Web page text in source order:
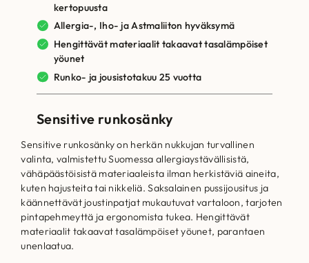
kertopuusta
Allergia-, Iho- ja Astmaliiton hyväksymä
Hengittävät materiaalit takaavat tasalämpöiset
yöunet
Runko- ja jousistotakuu 25 vuotta
Sensitive runkosänky
Sensitive runkosänky on herkän nukkujan turvallinen
valinta, valmistettu Suomessa allergiaystävällisistä,
vähäpäästöisistä materiaaleista ilman herkistäviä aineita,
kuten hajusteita tai nikkeliä. Saksalainen pussijousitus ja
käännettävät joustinpatjat mukautuvat vartaloon, tarjoten
pintapehmeyttä ja ergonomista tukea. Hengittävät
materiaalit takaavat tasalämpöiset yöunet, parantaen
unenlaatua.